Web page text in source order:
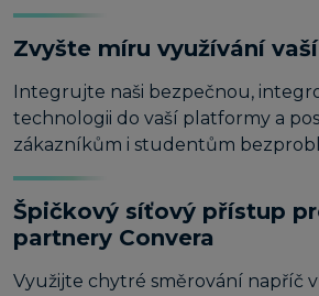
Zvyšte míru využívání
Integrujte naši bezpečnou,
technologii do vaší platformy a
zákazníkům i studentům
Špičkový síťový přístup
partnery Convera
Využijte chytré směrování napříč